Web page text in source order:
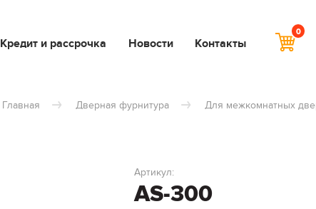
Кредит и рассрочка Новости Контакты
0
Главная Дверная фурнитура Для межкомнатных
AS-300
Артикул: